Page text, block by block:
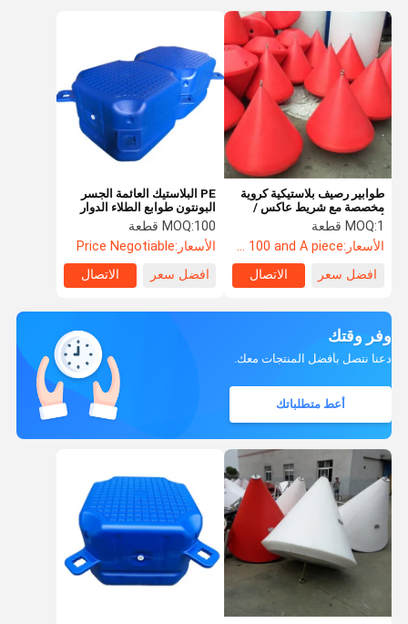
PE البلاستيك العائمة الجسر
البونتون طوابع الطلاء الدوار
للحديقة المائية النهر البحيرة
MOQ:100 قطعة
الأسعار:Price Negotiable
افضل سعر
الاتصال
طوابير رصيف بلاستيكية كروية
مخصصة مع شريط عاكس /
أضواء
MOQ:1 قطعة
الأسعار:usa and 100 and A piece
افضل سعر
الاتصال
وفر وقتك
دعنا نتصل بأفضل المنتجات معك.
أعط متطلباتك